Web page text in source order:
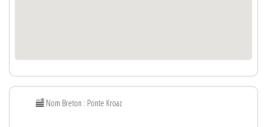
Nom Breton : Ponte Kroaz